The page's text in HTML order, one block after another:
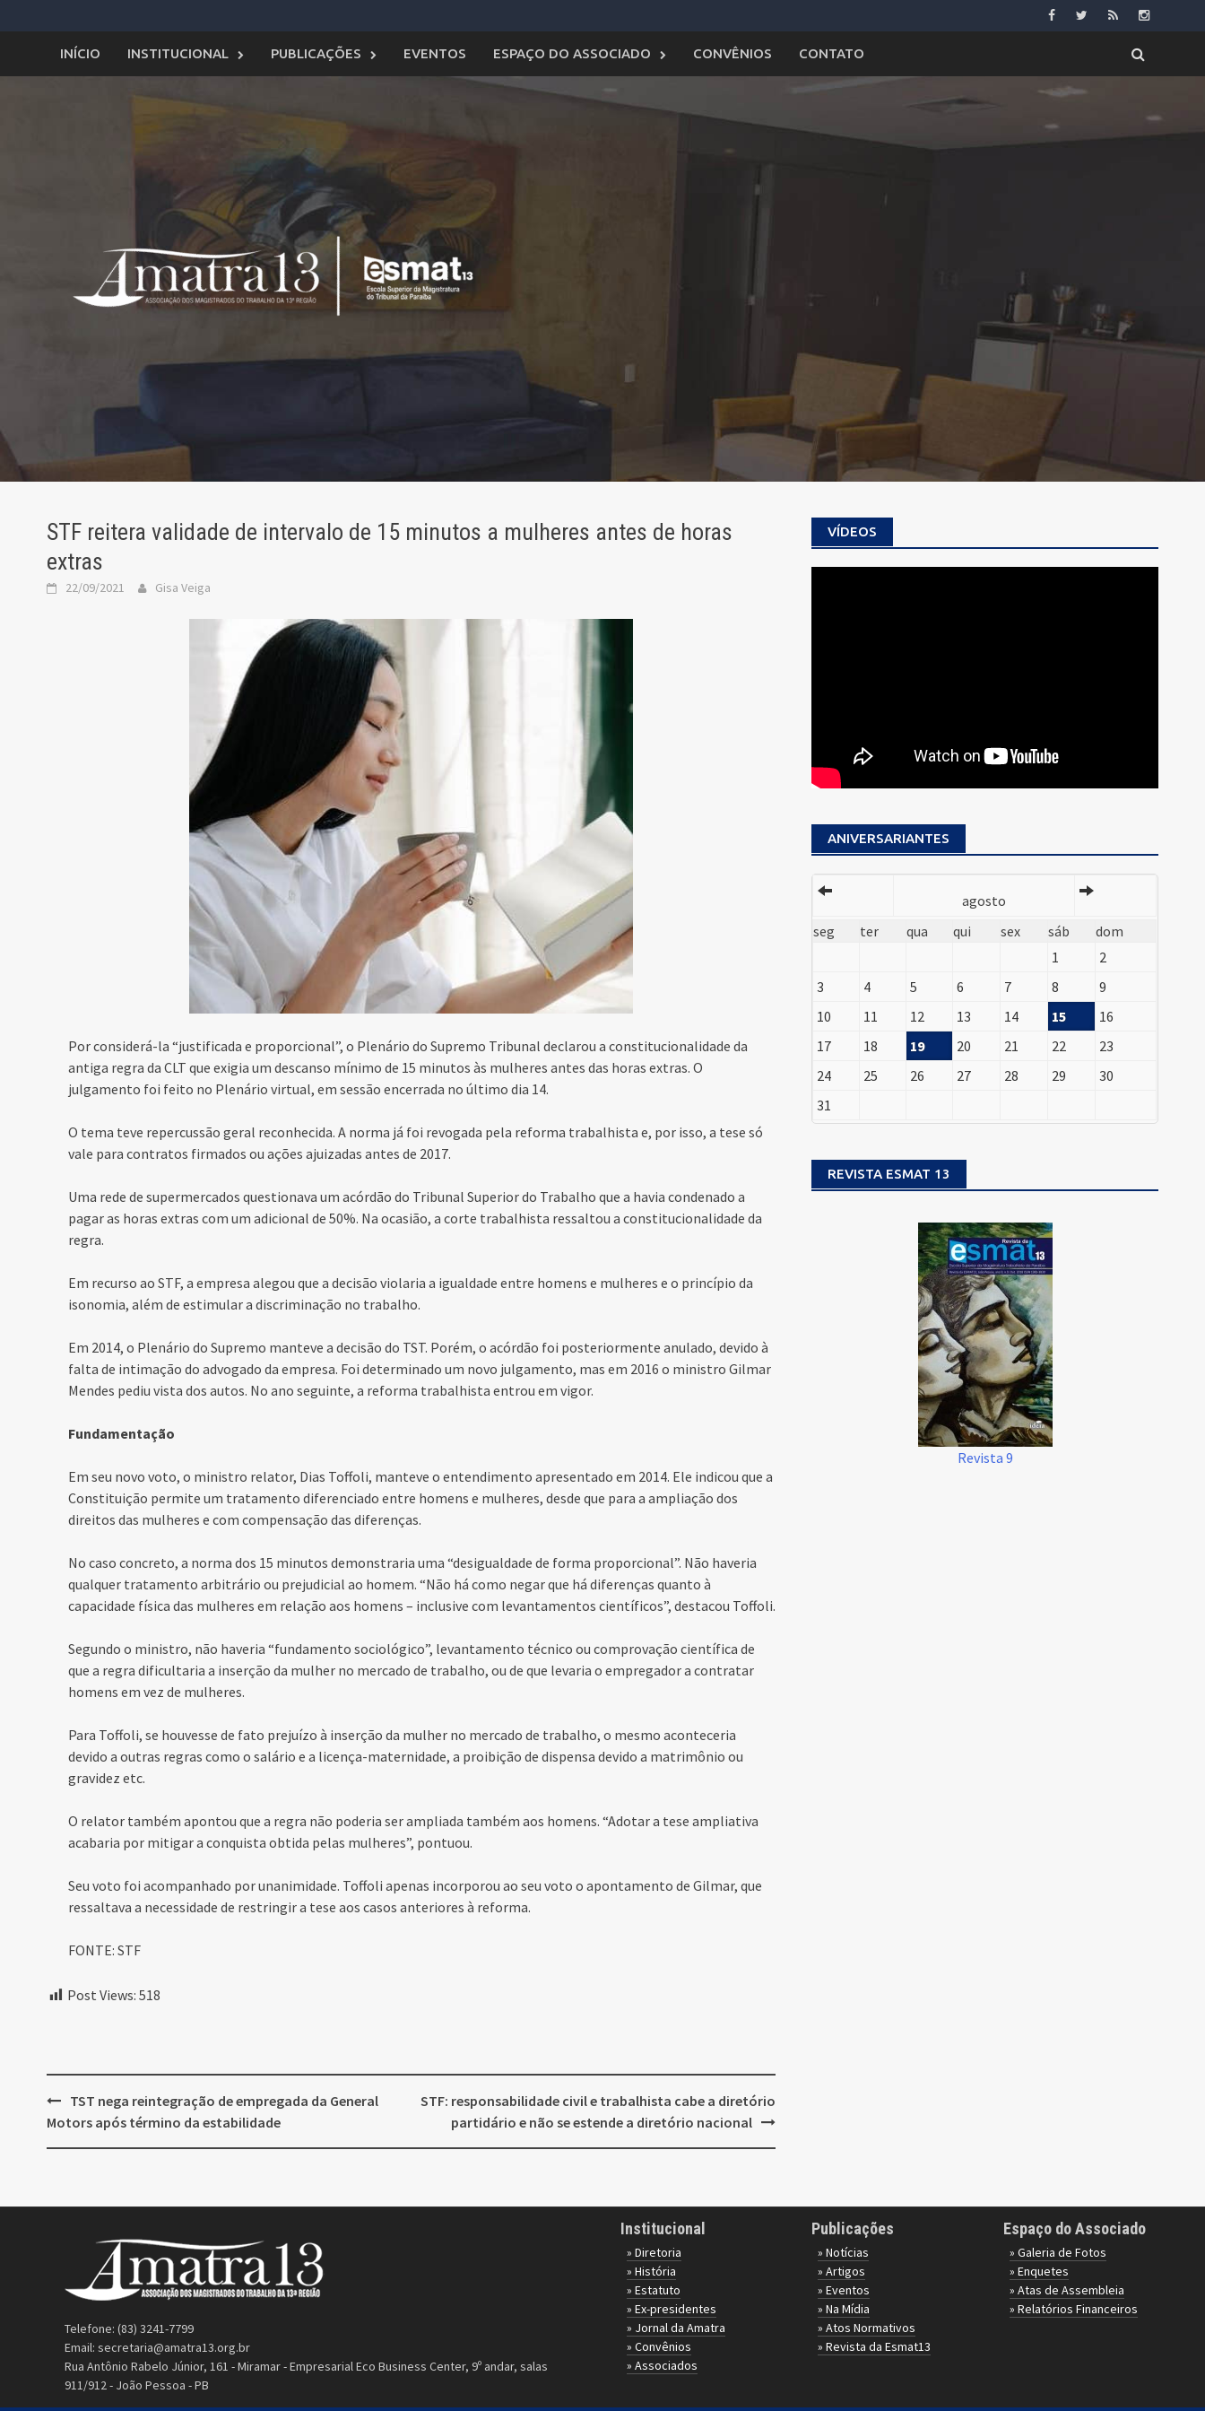
to
INÍCIO INSTITUCIONAL PUBLICAÇÕES EVENTOS ESPAÇO DO ASSOCIADO CONVÊNIOS CONTATO
STF reitera validade de intervalo de 15 minutos a mulheres antes de horas
extras
22/09/2021 Gisa Veiga
Por considerá-la “justificada e proporcional”, o Plenário do Supremo Tribunal declarou a constitucionalidade da
antiga regra da CLT que exigia um descanso mínimo de 15 minutos às mulheres antes das horas extras. O
julgamento foi feito no Plenário virtual, em sessão encerrada no último dia 14.
O tema teve repercussão geral reconhecida. A norma já foi revogada pela reforma trabalhista e, por isso, a tese só
vale para contratos firmados ou ações ajuizadas antes de 2017.
Uma rede de supermercados questionava um acórdão do Tribunal Superior do Trabalho que a havia condenado a
pagar as horas extras com um adicional de 50%. Na ocasião, a corte trabalhista ressaltou a constitucionalidade da
regra.
Em recurso ao STF, a empresa alegou que a decisão violaria a igualdade entre homens e mulheres e o princípio da
isonomia, além de estimular a discriminação no trabalho.
Em 2014, o Plenário do Supremo manteve a decisão do TST. Porém, o acórdão foi posteriormente anulado, devido à
falta de intimação do advogado da empresa. Foi determinado um novo julgamento, mas em 2016 o ministro Gilmar
Mendes pediu vista dos autos. No ano seguinte, a reforma trabalhista entrou em vigor.
Fundamentação
Em seu novo voto, o ministro relator, Dias Toffoli, manteve o entendimento apresentado em 2014. Ele indicou que a
Constituição permite um tratamento diferenciado entre homens e mulheres, desde que para a ampliação dos
direitos das mulheres e com compensação das diferenças.
No caso concreto, a norma dos 15 minutos demonstraria uma “desigualdade de forma proporcional”. Não haveria
qualquer tratamento arbitrário ou prejudicial ao homem. “Não há como negar que há diferenças quanto à
capacidade física das mulheres em relação aos homens – inclusive com levantamentos científicos”, destacou Toffoli.
Segundo o ministro, não haveria “fundamento sociológico”, levantamento técnico ou comprovação científica de
que a regra dificultaria a inserção da mulher no mercado de trabalho, ou de que levaria o empregador a contratar
homens em vez de mulheres.
Para Toffoli, se houvesse de fato prejuízo à inserção da mulher no mercado de trabalho, o mesmo aconteceria
devido a outras regras como o salário e a licença-maternidade, a proibição de dispensa devido a matrimônio ou
gravidez etc.
O relator também apontou que a regra não poderia ser ampliada também aos homens. “Adotar a tese ampliativa
acabaria por mitigar a conquista obtida pelas mulheres”, pontuou.
Seu voto foi acompanhado por unanimidade. Toffoli apenas incorporou ao seu voto o apontamento de Gilmar, que
ressaltava a necessidade de restringir a tese aos casos anteriores à reforma.
FONTE: STF
Post Views: 518
Post
navigation
TST nega reintegração de empregada da General
Motors após término da estabilidade
STF: responsabilidade civil e trabalhista cabe a diretório
partidário e não se estende a diretório nacional
VÍDEOS
ANIVERSARIANTES
agosto
seg
ter qua qui sex sáb
dom
1
2
3
4 5 6 7 8
9
10
11 12 13 14 15
16
17
18 19 20 21 22
23
24
25 26 27 28 29
30
31
REVISTA ESMAT 13
Revista 9
Telefone: (83) 3241-7799
Email: secretaria@amatra13.org.br
Rua Antônio Rabelo Júnior, 161 - Miramar - Empresarial Eco Business Center, 9º andar, salas
911/912 - João Pessoa - PB
Institucional
» Diretoria
» História
» Estatuto
» Ex-presidentes
» Jornal da Amatra
» Convênios
» Associados
Publicações
» Notícias
» Artigos
» Eventos
» Na Mídia
» Atos Normativos
» Revista da Esmat13
Espaço do Associado
» Galeria de Fotos
» Enquetes
» Atas de Assembleia
» Relatórios Financeiros